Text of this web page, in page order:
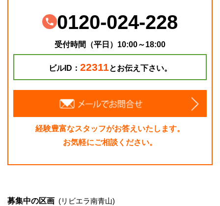
0120-024-228
受付時間（平日）10:00～18:00
ビルID： 22311とお伝え下さい。
経験豊富なスタッフがお答えいたします。
お気軽にご相談ください。
募集中の区画 (リビエラ南青山)